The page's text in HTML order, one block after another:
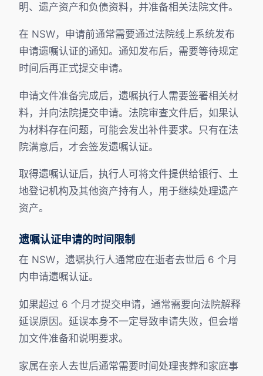
明、遗产资产和负债资料，并准备相关法院文件。
在 NSW，申请前通常需要通过法院线上系统发布
申请遗嘱认证的通知。通知发布后，需要等待规定
时间后再正式提交申请。
申请文件准备完成后，遗嘱执行人需要签署相关材
料，并向法院提交申请。法院审查文件后，如果认
为材料存在问题，可能会发出补件要求。只有在法
院满意后，才会签发遗嘱认证。
取得遗嘱认证后，执行人可将文件提供给银行、土
地登记机构及其他资产持有人，用于继续处理遗产
资产。
遗嘱认证申请的时间限制
在 NSW，遗嘱执行人通常应在逝者去世后 6 个月
内申请遗嘱认证。
如果超过 6 个月才提交申请，通常需要向法院解释
延误原因。延误本身不一定导致申请失败，但会增
加文件准备和说明要求。
家属在亲人去世后通常需要时间处理丧葬和家庭事